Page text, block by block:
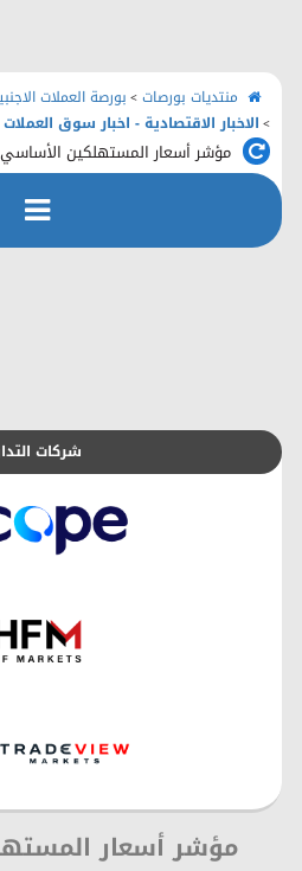
منتديات بورصات > بورصة العملات
> الاخبار الاقتصادية - اخبار سوق العملات
مؤشر أسعار المستهلكين الأساسي
شركات
مؤشر أسعار